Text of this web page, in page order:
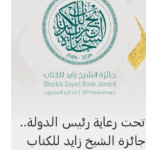
تحت رعاية رئيس الدولة..
جائزة الشيخ زايد للكتاب